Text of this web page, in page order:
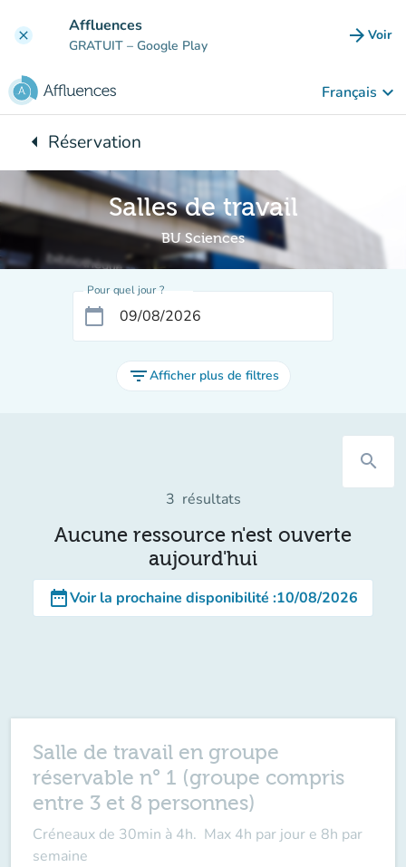
clear Affluences
GRATUIT – Google Play arrow_forward Voir
Français keyboard_arrow_down
arrow_leftRetour à :
Réservation
Salles de travail
BU Sciences
Pour quel jour ?
calendar_today
filter_listAfficher plus de filtres
search
3 résultats
Aucune ressource n'est ouverte
aujourd'hui
date_rangeVoir la prochaine disponibilité :10/08/2026
Salle de travail en groupe
réservable n° 1 (groupe compris
entre 3 et 8 personnes)
Créneaux de 30min à 4h. Max 4h par jour e 8h par
semaine